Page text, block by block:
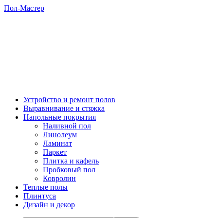
Пол-Мастер
Устройство и ремонт полов
Выравнивание и стяжка
Напольные покрытия
Наливной пол
Линолеум
Ламинат
Паркет
Плитка и кафель
Пробковый пол
Ковролин
Теплые полы
Плинтуса
Дизайн и декор